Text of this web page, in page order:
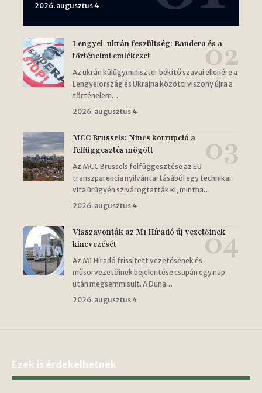
2026. augusztus 4
Lengyel-ukrán feszültség: Bandera és a
történelmi emlékezet
Az ukrán külügyminiszter békítő szavai ellenére a
Lengyelország és Ukrajna közötti viszony újra a
történelem…
2026. augusztus 4
MCC Brussels: Nincs korrupció a
felfüggesztés mögött
Az MCC Brussels felfüggesztése az EU
transzparencia nyilvántartásából egy technikai
vita ürügyén szivárogtatták ki, mintha…
2026. augusztus 4
Visszavonták az M1 Híradó új vezetőinek
kinevezését
Az M1 Híradó frissített vezetésének és
műsorvezetőinek bejelentése csupán egy nap
után megsemmisült. A Duna…
2026. augusztus 4
Ezek is érdekelhetnek